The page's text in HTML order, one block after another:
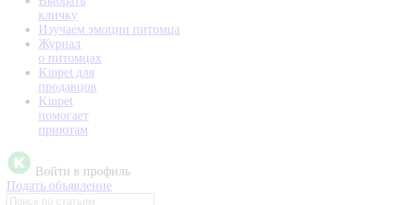
кличку
Изучаем эмоции питомца
Журнал
о питомцах
Kinpet для
продавцов
Kinpet
помогает
приютам
Войти в профиль
Подать объявление